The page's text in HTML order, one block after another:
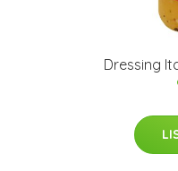
Dressing